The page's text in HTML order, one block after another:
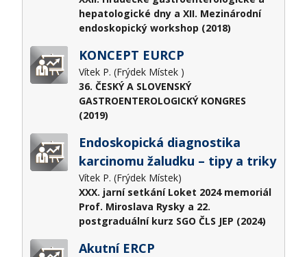
hepatologické dny a XII. Mezinárodní
endoskopický workshop (2018)
KONCEPT EURCP
Vítek P. (Frýdek Místek )
36. ČESKÝ A SLOVENSKÝ
GASTROENTEROLOGICKÝ KONGRES
(2019)
Endoskopická diagnostika
karcinomu žaludku – tipy a triky
Vítek P. (Frýdek Místek)
XXX. jarní setkání Loket 2024 memoriál
Prof. Miroslava Rysky a 22.
postgraduální kurz SGO ČLS JEP (2024)
Akutní ERCP